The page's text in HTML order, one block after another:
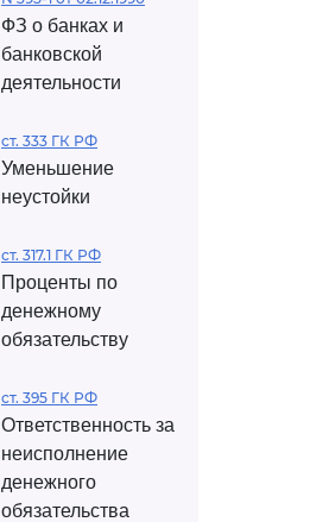
ФЗ о банках и
банковской
деятельности
ст. 333 ГК РФ
Уменьшение
неустойки
ст. 317.1 ГК РФ
Проценты по
денежному
обязательству
ст. 395 ГК РФ
Ответственность за
неисполнение
денежного
обязательства